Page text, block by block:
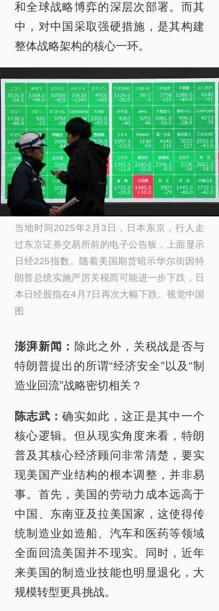
和全球战略博弈的深层次部署。而其
中，对中国采取强硬措施，是其构建
整体战略架构的核心一环。
当地时间2025年2月3日，日本东京，行人走
过东京证券交易所前的电子公告板，上面显示
日经225指数。随着美国期货暗示华尔街因特
朗普总统实施严厉关税而可能进一步下跌，日
本日经股指在4月7日再次大幅下跌。视觉中国
图
澎湃新闻： 除此之外，关税战是否与
特朗普提出的所谓“经济安全”以及“制
造业回流”战略密切相关？
陈志武：确实如此，这正是其中一个
核心逻辑。但从现实角度来看，特朗
普及其核心经济顾问非常清楚，要实
现美国产业结构的根本调整，并非易
事。首先，美国的劳动力成本远高于
中国、东南亚及拉美国家，这使得传
统制造业如造船、汽车和医药等领域
全面回流美国并不现实。同时，近年
来美国的制造业技能也明显退化，大
规模转型更具挑战。